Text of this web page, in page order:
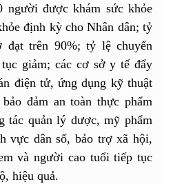
người được khám sức khỏe
định kỳ cho Nhân dân; tỷ
trên 90%; tỷ lệ chuyển
giảm; các cơ sở y tế đẩy
điện tử, ứng dụng kỹ thuật
đảm an toàn thực phẩm
tác quản lý dược, mỹ phẩm
vực dân số, bảo trợ xã hội,
và người cao tuổi tiếp tục
hiệu quả.